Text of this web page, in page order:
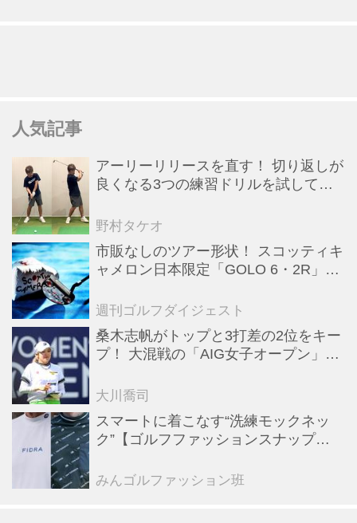
人気記事
アーリーリリースを直す！ 切り返しが
良くなる3つの練習ドリルを試してみ
野村タケオ
市販なしのツアー形状！ スコッティキ
ャメロン日本限定「GOLO 6・2R」が
言】
週刊ゴルフダイジェスト
桑木志帆がトップと3打差の2位をキー
プ！ 大混戦の「AIG女子オープン」で
の最終日へ【米女子ツアー】
大川喬司
スマートに着こなす“洗練モックネッ
ク”【ゴルフファッションスナップ
みんゴルファッション班